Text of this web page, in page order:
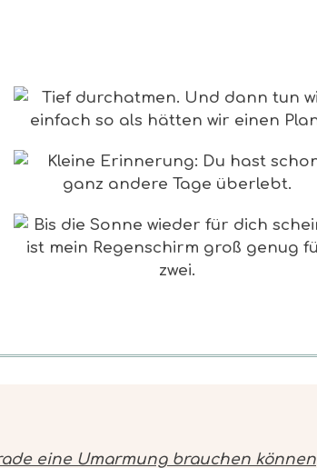
eine Umarmung brauchen können